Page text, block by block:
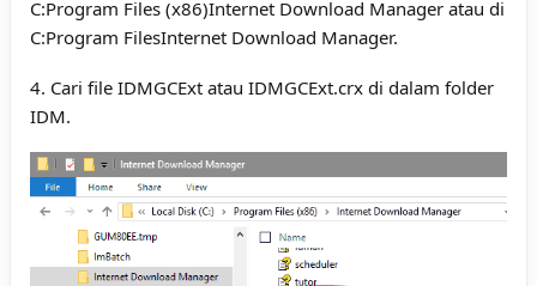
C:Program Files (x86)Internet Download Manager atau di
C:Program FilesInternet Download Manager.
4. Cari file IDMGCExt atau IDMGCExt.crx di dalam folder
IDM.